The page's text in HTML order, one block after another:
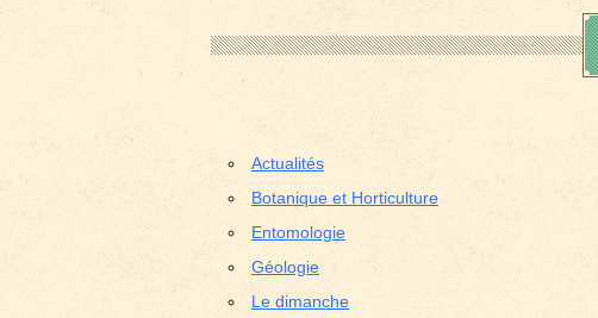
Actualités
Botanique et Horticulture
Entomologie
Géologie
Le dimanche